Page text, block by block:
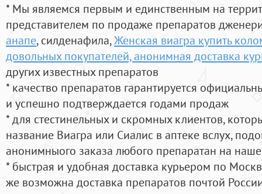
* Мы являемся первым и единственным на
представителем по продаже препаратов
анапе, силденафила,Женская виагра купить
довольных покупателей, анонимная доставка
других известных препаратов
* качество препаратов гарантируется
и успешно подтверждается годами продаж
* для стестинельных и скромных клиентов,
название Виагра или Сиалис в аптеке вслух,
анонимныого заказа любого препаратан на
* быстрая и удобная доставка курьером по
же возможна доставка препаратов почтой